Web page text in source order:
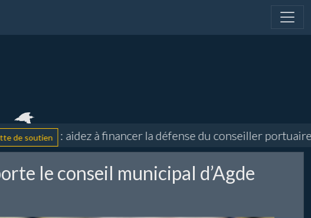
: aidez à financer la défense du conseiller portuaire et
le conseil municipal d’Agde